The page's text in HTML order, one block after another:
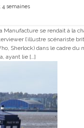
4 semaines
Manufacture se rendait à la
l’illustre scénariste
Sherlock) dans le cadre du
ayant lie […]